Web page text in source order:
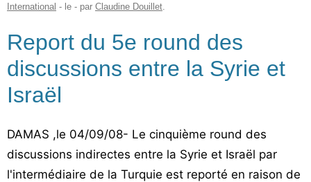
International - le - par Claudine Douillet.
Report du 5e round des
discussions entre la Syrie et
Israël
DAMAS ,le 04/09/08- Le cinquième round des
discussions indirectes entre la Syrie et Israël par
l'intermédiaire de la Turquie est reporté en raison de